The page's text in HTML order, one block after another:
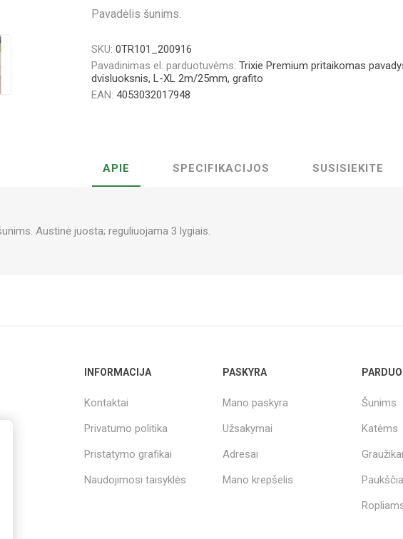
Pavadėlis šunims.
SKU: 0TR101_200916
Pavadinimas el. parduotuvėms: Trixie Premium pritaikomas
dvisluoksnis, L-XL 2m/25mm, grafito
EAN: 4053032017948
APIE SPECIFIKACIJOS SUSISIEKITE
Austinė juosta; reguliuojama 3 lygiais.
INFORMACIJA
Kontaktai
Privatumo politika
Pristatymo grafikai
Naudojimosi taisyklės
PASKYRA
Mano paskyra
Užsakymai
Adresai
Mano krepšelis
Šunims
Katėms